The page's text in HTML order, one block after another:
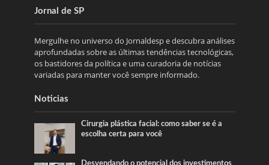
Jornal de SP
Mergulhe no universo do Jornaldesp e descubra análises
aprofundadas sobre as últimas tendências tecnológicas,
os bastidores da política e uma curadoria de notícias
variadas para manter você sempre informado.
Noticias
Cirurgia plástica facial: como saber se é a
escolha certa para você
Desvendando o potencial dos investimentos